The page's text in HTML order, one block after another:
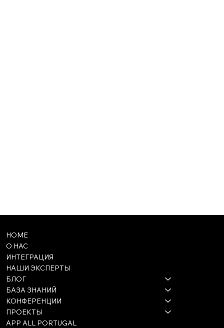
HOME
О НАС
ИНТЕГРАЦИЯ
НАШИ ЭКСПЕРТЫ
БЛОГ
БАЗА ЗНАНИЙ
КОНФЕРЕНЦИИ
ПРОЕКТЫ
APP ALL PORTUGAL